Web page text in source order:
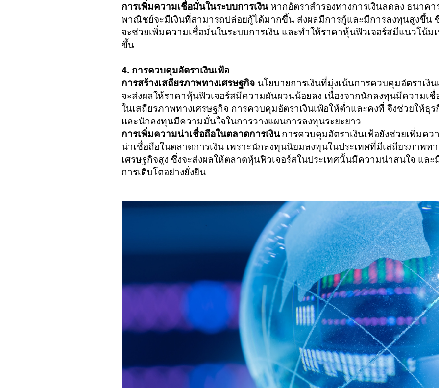
การเพิ่มความเชื่อมั่นในระบบการเงินหากอัตราสำรองทางการเงินลดลง ธนาคา
พาณิชย์จะมีเงินที่สามารถปล่อยกู้ได้มากขึ้น ส่งผลมีการกู้และมีการลงทุนสูงขึ้น
จะช่วยเพิ่มความเชื่อมั่นในระบบการเงิน และทำให้ราคาหุ้นฟิวเจอร์สมีแนวโน้ม
ขึ้น
4. การควบคุมอัตราเงินเฟ้อ
การสร้างเสถียรภาพทางเศรษฐกิจ นโยบายการเงินที่มุ่งเน้นการควบคุมอัตราเงิน
จะส่งผลให้ราคาหุ้นฟิวเจอร์สมีความผันผวนน้อยลง เนื่องจากนักลงทุนมีความเ
ในเสถียรภาพทางเศรษฐกิจ การควบคุมอัตราเงินเฟ้อให้ต่ำและคงที่ จึงช่วยให้ธุร
และนักลงทุนมีความมั่นใจในการวางแผนการลงทุนระยะยาว
การเพิ่มความน่าเชื่อถือในตลาดการเงิน การควบคุมอัตราเงินเฟ้อยังช่วยเพิ่มคว
น่าเชื่อถือในตลาดการเงิน เพราะนักลงทุนนิยมลงทุนในประเทศที่มีเสถียรภาพทา
เศรษฐกิจสูง ซึ่งจะส่งผลให้ตลาดหุ้นฟิวเจอร์สในประเทศนั้นมีความน่าสนใจ และ
การเติบโตอย่างยั่งยืน